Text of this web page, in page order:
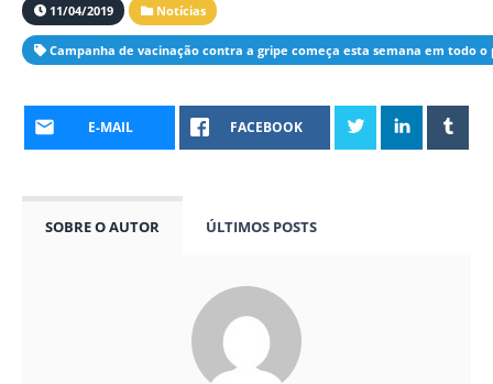
11/04/2019 Notícias
Campanha de vacinação contra a gripe começa esta semana em todo o
E-MAIL FACEBOOK
SOBRE O AUTOR ÚLTIMOS POSTS